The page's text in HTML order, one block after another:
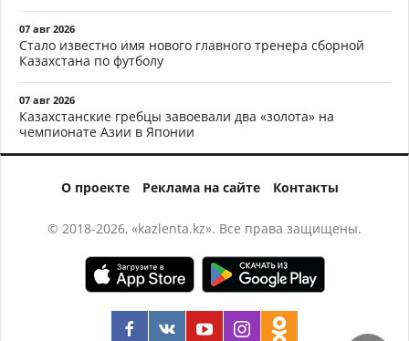
07 авг 2026
Стало известно имя нового главного тренера сборной
Казахстана по футболу
07 авг 2026
Казахстанские гребцы завоевали два «золота» на
чемпионате Азии в Японии
О проекте Реклама на сайте Контакты
© 2018-2026, «kazlenta.kz». Все права защищены.